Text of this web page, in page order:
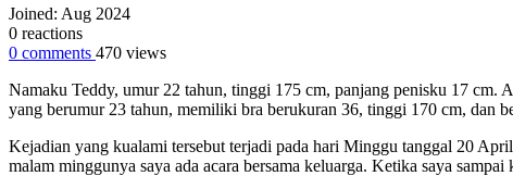
Joined: Aug 2024
0 reactions
0 comments 470 views
Namaku Teddy, umur 22 tahun, tinggi 175 cm, panjang penisku 17 cm.
yang berumur 23 tahun, memiliki bra berukuran 36, tinggi 170 cm, dan
Kejadian yang kualami tersebut terjadi pada hari Minggu tanggal 20
malam minggunya saya ada acara bersama keluarga. Ketika saya